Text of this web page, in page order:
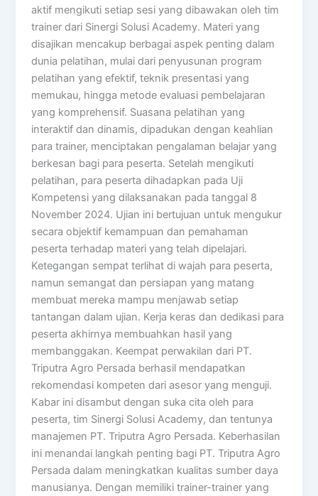
aktif mengikuti setiap sesi yang dibawakan oleh tim
trainer dari Sinergi Solusi Academy. Materi yang
disajikan mencakup berbagai aspek penting dalam
dunia pelatihan, mulai dari penyusunan program
pelatihan yang efektif, teknik presentasi yang
memukau, hingga metode evaluasi pembelajaran
yang komprehensif. Suasana pelatihan yang
interaktif dan dinamis, dipadukan dengan keahlian
para trainer, menciptakan pengalaman belajar yang
berkesan bagi para peserta. Setelah mengikuti
pelatihan, para peserta dihadapkan pada Uji
Kompetensi yang dilaksanakan pada tanggal 8
November 2024. Ujian ini bertujuan untuk mengukur
secara objektif kemampuan dan pemahaman
peserta terhadap materi yang telah dipelajari.
Ketegangan sempat terlihat di wajah para peserta,
namun semangat dan persiapan yang matang
membuat mereka mampu menjawab setiap
tantangan dalam ujian. Kerja keras dan dedikasi para
peserta akhirnya membuahkan hasil yang
membanggakan. Keempat perwakilan dari PT.
Triputra Agro Persada berhasil mendapatkan
rekomendasi kompeten dari asesor yang menguji.
Kabar ini disambut dengan suka cita oleh para
peserta, tim Sinergi Solusi Academy, dan tentunya
manajemen PT. Triputra Agro Persada. Keberhasilan
ini menandai langkah penting bagi PT. Triputra Agro
Persada dalam meningkatkan kualitas sumber daya
manusianya. Dengan memiliki trainer-trainer yang